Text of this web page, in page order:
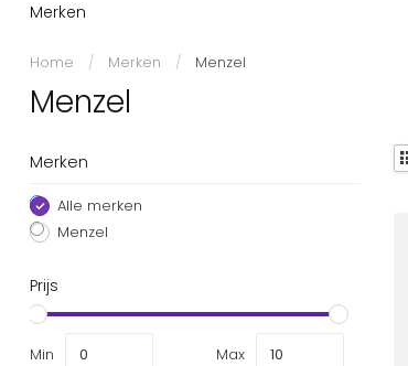
Merken
Home / Merken / Menzel
Menzel
Merken
Alle merken
Menzel
Prijs
Min Max